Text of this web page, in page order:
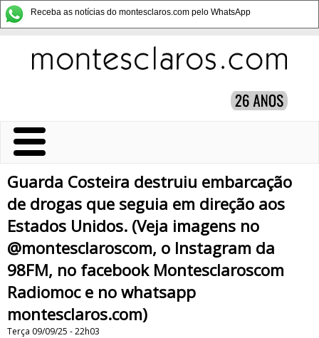
Receba as notícias do montesclaros.com pelo WhatsApp
Guarda Costeira destruiu embarcação
de drogas que seguia em direção aos
Estados Unidos. (Veja imagens no
@montesclaroscom, o Instagram da
98FM, no facebook Montesclaroscom
Radiomoc e no whatsapp
montesclaros.com)
Terça 09/09/25 - 22h03